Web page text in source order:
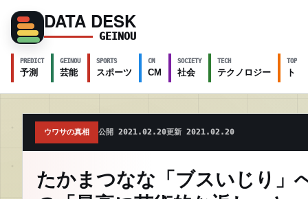
DATA DESK
GEINOU
PREDICT
予測
GEINOU
芸能
SPORTS
スポーツ
CM
CM
SOCIETY
社会
TECH
テクノロジー
TOPICS
ト
ウワサの真相 公開 2021.02.20更新 2021.02.20
たかまつなな「ブスいじり」